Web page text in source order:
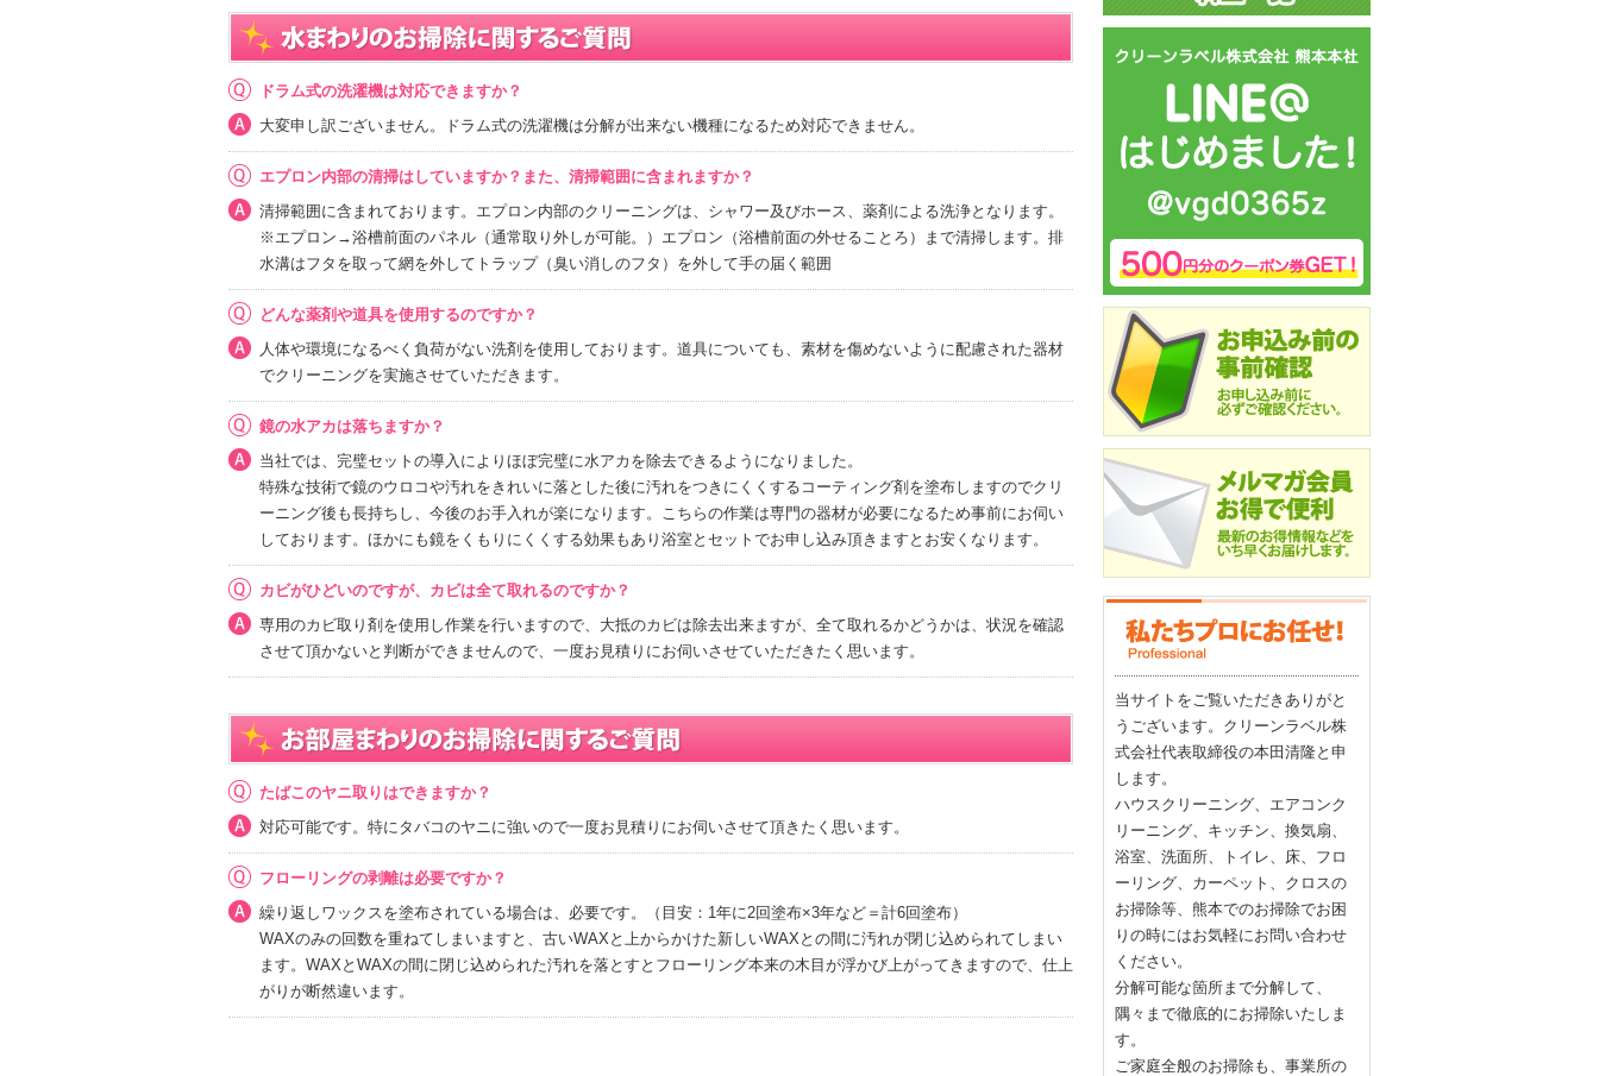
ドラム式の洗濯機は対応できますか？
大変申し訳ございません。ドラム式の洗濯機は分解が出来ない機種になるため対応できません。
エプロン内部の清掃はしていますか？また、清掃範囲に含まれますか？
清掃範囲に含まれております。エプロン内部のクリーニングは、シャワー及びホース、薬剤による洗浄となります。
※エプロン→浴槽前面のパネル（通常取り外しが可能。）エプロン（浴槽前面の外せることろ）まで清掃します。排
水溝はフタを取って網を外してトラップ（臭い消しのフタ）を外して手の届く範囲
どんな薬剤や道具を使用するのですか？
人体や環境になるべく負荷がない洗剤を使用しております。道具についても、素材を傷めないように配慮された器材
でクリーニングを実施させていただきます。
鏡の水アカは落ちますか？
当社では、完璧セットの導入によりほぼ完璧に水アカを除去できるようになりました。
特殊な技術で鏡のウロコや汚れをきれいに落とした後に汚れをつきにくくするコーティング剤を塗布しますのでクリ
ーニング後も長持ちし、今後のお手入れが楽になります。こちらの作業は専門の器材が必要になるため事前にお伺い
しております。ほかにも鏡をくもりにくくする効果もあり浴室とセットでお申し込み頂きますとお安くなります。
カビがひどいのですが、カビは全て取れるのですか？
専用のカビ取り剤を使用し作業を行いますので、大抵のカビは除去出来ますが、全て取れるかどうかは、状況を確認
させて頂かないと判断ができませんので、一度お見積りにお伺いさせていただきたく思います。
たばこのヤニ取りはできますか？
対応可能です。特にタバコのヤニに強いので一度お見積りにお伺いさせて頂きたく思います。
フローリングの剥離は必要ですか？
繰り返しワックスを塗布されている場合は、必要です。（目安：1年に2回塗布×3年など＝計6回塗布）
WAXのみの回数を重ねてしまいますと、古いWAXと上からかけた新しいWAXとの間に汚れが閉じ込められてしまい
ます。WAXとWAXの間に閉じ込められた汚れを落とすとフローリング本来の木目が浮かび上がってきますので、仕上
がりが断然違います。
当サイトをご覧いただきありがと
うございます。クリーンラベル株
式会社代表取締役の本田清隆と申
します。
ハウスクリーニング、エアコンク
リーニング、キッチン、換気扇、
浴室、洗面所、トイレ、床、フロ
ーリング、カーペット、クロスの
お掃除等、熊本でのお掃除でお困
りの時にはお気軽にお問い合わせ
ください。
分解可能な箇所まで分解して、
隅々まで徹底的にお掃除いたしま
す。
ご家庭全般のお掃除も、事業所の